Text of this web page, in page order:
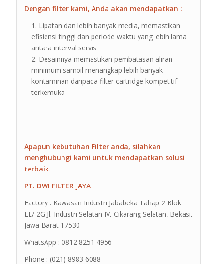
Dengan filter kami, Anda akan mendapatkan :
Lipatan dan lebih banyak media, memastikan
efisiensi tinggi dan periode waktu yang lebih lama
antara interval servis
Desainnya memastikan pembatasan aliran
minimum sambil menangkap lebih banyak
kontaminan daripada filter cartridge kompetitif
terkemuka
Apapun kebutuhan Filter anda, silahkan
menghubungi kami untuk mendapatkan solusi
terbaik.
PT. DWI FILTER JAYA
Factory : Kawasan Industri Jababeka Tahap 2 Blok
EE/ 2G Jl. Industri Selatan IV, Cikarang Selatan, Bekasi,
Jawa Barat 17530
WhatsApp : 0812 8251 4956
Phone : (021) 8983 6088